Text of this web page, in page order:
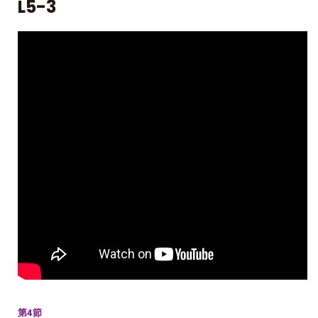
L5-3
第4節